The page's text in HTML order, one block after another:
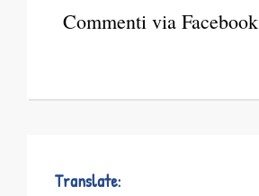
Commenti via Facebook
Translate: